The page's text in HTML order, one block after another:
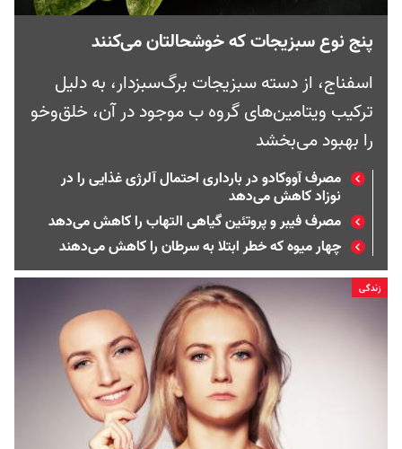
پنج نوع سبزیجات که خوشحالتان می‌کنند
اسفناج، از دسته سبزیجات برگ‌‌سبزدار، به دلیل
ترکیب ویتامین‌های گروه ب موجود در آن، خلق‌وخو
را بهبود می‌بخشد
مصرف آووکادو در بارداری احتمال آلرژی غذایی را در
نوزاد کاهش می‌دهد
مصرف فیبر و پروتئین گیاهی التهاب را کاهش می‌دهد
چهار میوه که خطر ابتلا به سرطان را کاهش می‌دهند
زندگی